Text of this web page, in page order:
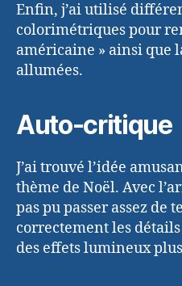
Enfin, j’ai utilisé
colorimétriques pour
américaine » ainsi que
allumées.
Auto-critique
J’ai trouvé l’idée
thème de Noël. Avec
pas pu passer assez de
correctement les
des effets lumineux